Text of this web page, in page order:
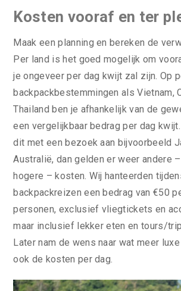
Kosten vooraf en ter
Maak een planning en bereken de
Per land is het goed mogelijk om
je ongeveer per dag kwijt zal zijn. Op
backpackbestemmingen als Vietnam,
Thailand ben je afhankelijk van de
een vergelijkbaar bedrag per dag
dit met een bezoek aan bijvoorbeeld
Australië, dan gelden er weer andere
hogere – kosten. Wij hanteerden
backpackreizen een bedrag van €50
personen, exclusief vliegtickets en
maar inclusief lekker eten en tours/
Later nam de wens naar wat meer
ook de kosten per dag.